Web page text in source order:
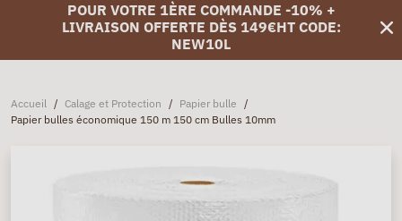
POUR VOTRE 1ÈRE COMMANDE -10% +
LIVRAISON OFFERTE DÈS 149€HT CODE:
NEW10L
Accueil / Calage et Protection / Papier bulle /
Papier bulles économique 150 m 150 cm Bulles 10mm